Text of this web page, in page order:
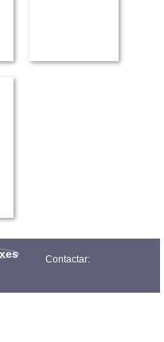
Contactar: